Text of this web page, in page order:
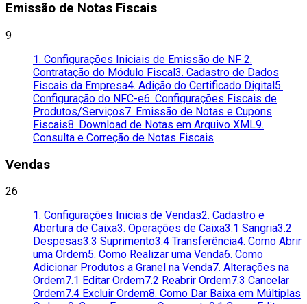
Emissão de Notas Fiscais
9
1. Configurações Iniciais de Emissão de NF 2.
Contratação do Módulo Fiscal3. Cadastro de Dados
Fiscais da Empresa4. Adição do Certificado Digital5.
Configuração do NFC-e6. Configurações Fiscais de
Produtos/Serviços7. Emissão de Notas e Cupons
Fiscais8. Download de Notas em Arquivo XML9.
Consulta e Correção de Notas Fiscais
Vendas
26
1. Configurações Inicias de Vendas2. Cadastro e
Abertura de Caixa3. Operações de Caixa3.1 Sangria3.2
Despesas3.3 Suprimento3.4 Transferência4. Como Abrir
uma Ordem5. Como Realizar uma Venda6. Como
Adicionar Produtos a Granel na Venda7. Alterações na
Ordem7.1 Editar Ordem7.2 Reabrir Ordem7.3 Cancelar
Ordem7.4 Excluir Ordem8. Como Dar Baixa em Múltiplas